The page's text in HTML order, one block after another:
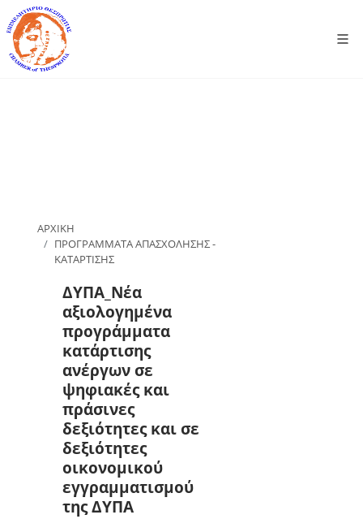
ΑΡΧΙΚΗ
ΠΡΟΓΡΑΜΜΑΤΑ ΑΠΑΣΧΟΛΗΣΗΣ -
ΚΑΤΑΡΤΙΣΗΣ
ΔΥΠΑ_Νέα
αξιολογημένα
προγράμματα
κατάρτισης
ανέργων σε
ψηφιακές και
πράσινες
δεξιότητες και σε
δεξιότητες
οικονομικού
εγγραμματισμού
της ΔΥΠΑ